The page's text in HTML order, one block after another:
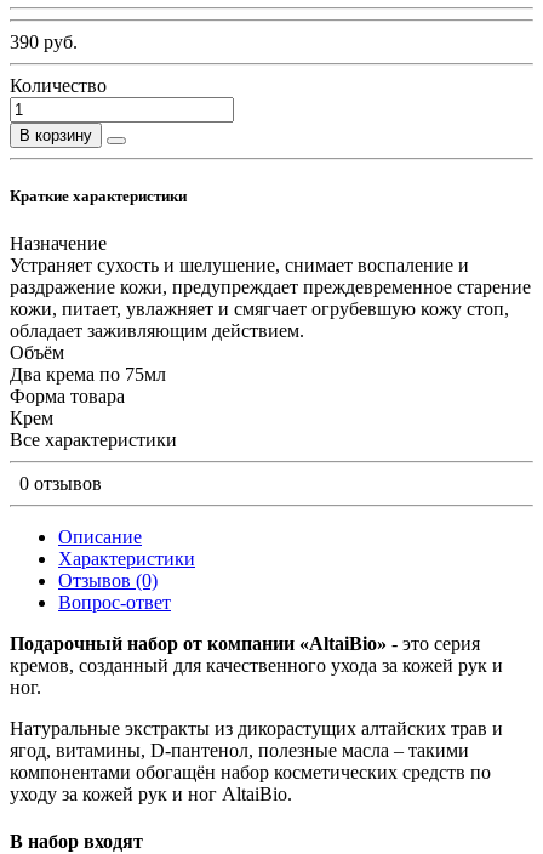
390 руб.
Количество
В корзину
Краткие характеристики
Назначение
Устраняет сухость и шелушение, снимает воспаление и
раздражение кожи, предупреждает преждевременное старение
кожи, питает, увлажняет и смягчает огрубевшую кожу стоп,
обладает заживляющим действием.
Объём
Два крема по 75мл
Форма товара
Крем
Все характеристики
0 отзывов
Описание
Характеристики
Отзывов (0)
Вопрос-ответ
Подарочный набор от компании «AltaiBio» - это серия
кремов, созданный для качественного ухода за кожей рук и
ног.
Натуральные экстракты из дикорастущих алтайских трав и
ягод, витамины, D-пантенол, полезные масла – такими
компонентами обогащён набор косметических средств по
уходу за кожей рук и ног AltaiBio.
В набор входят